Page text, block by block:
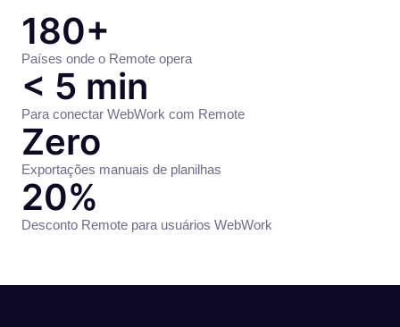
180+
Países onde o Remote opera
< 5 min
Para conectar WebWork com Remote
Zero
Exportações manuais de planilhas
20%
Desconto Remote para usuários WebWork